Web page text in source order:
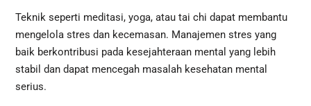
Teknik seperti meditasi, yoga, atau tai chi dapat membantu
mengelola stres dan kecemasan. Manajemen stres yang
baik berkontribusi pada kesejahteraan mental yang lebih
stabil dan dapat mencegah masalah kesehatan mental
serius.